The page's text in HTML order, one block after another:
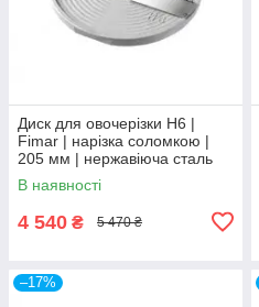
Диск для овочерізки H6 |
Fimar | нарізка соломкою |
205 мм | нержавіюча сталь
В наявності
4 540 ₴ 5 470 ₴
–17%